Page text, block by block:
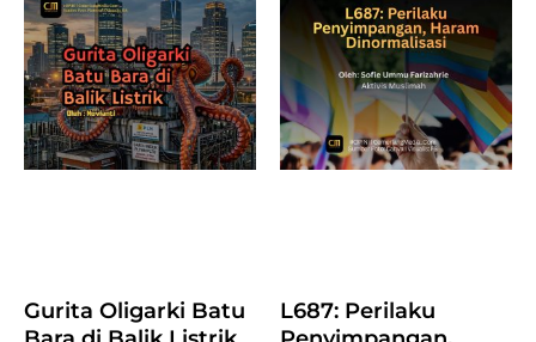
Gurita Oligarki Batu
L687: Perilaku